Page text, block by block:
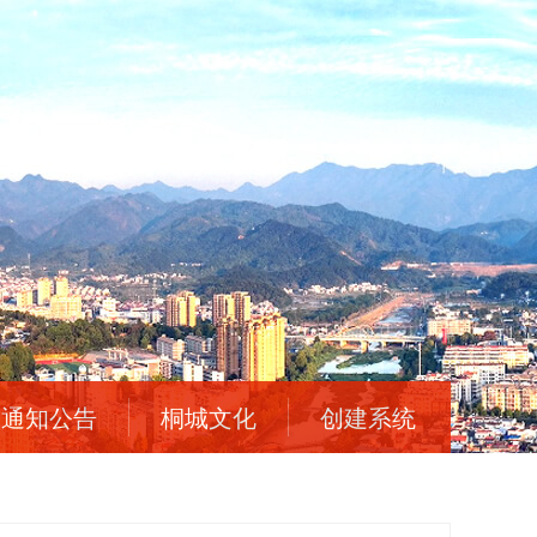
通知公告 桐城文化 创建系统